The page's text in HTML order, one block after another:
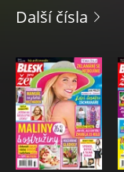
Další čísla